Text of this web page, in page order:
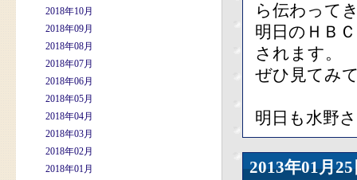
2018年10月
2018年09月
2018年08月
2018年07月
2018年06月
2018年05月
2018年04月
2018年03月
2018年02月
2018年01月
ら伝わって
明日のＨＢ
されます。
ぜひ見てみ
明日も水野
2013年01